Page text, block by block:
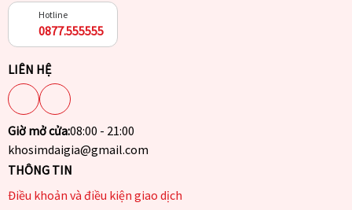
Hotline
0877.555555
LIÊN HỆ
Giờ mở cửa:08:00 - 21:00
khosimdaigia@gmail.com
THÔNG TIN
Điều khoản và điều kiện giao dịch